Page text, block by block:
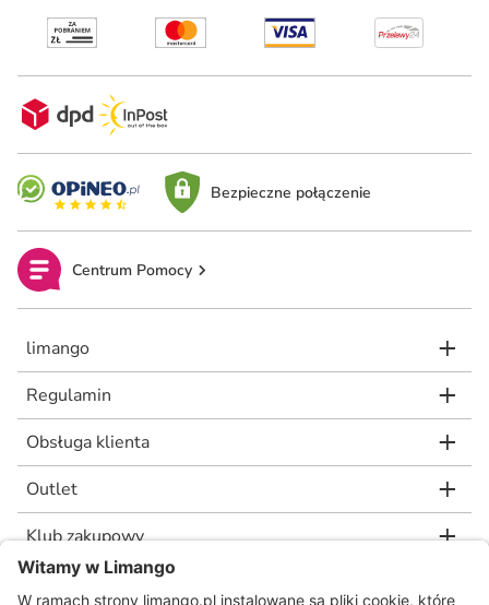
Bezpieczne połączenie
Centrum Pomocy
limango
Regulamin
Obsługa klienta
Outlet
Klub zakupowy